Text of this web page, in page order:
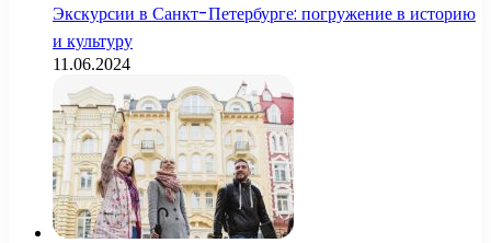
Экскурсии в Санкт-Петербурге: погружение в историю
и культуру
11.06.2024